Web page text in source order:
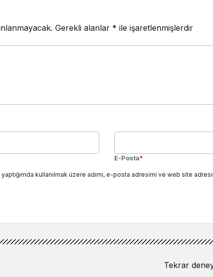
Gerekli alanlar * ile işaretlenmişlerdir
E-Posta*
kullanılmak üzere adımı, e-posta adresimi ve web site
Tekrar